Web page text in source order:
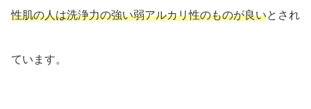
性肌の人は洗浄力の強い弱アルカリ性のものが良いとされ
ています。